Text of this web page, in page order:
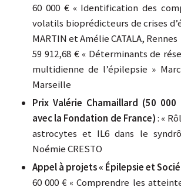
60 000 € « Identification des
volatils bioprédicteurs de crises
MARTIN et Amélie CATALA, Rennes
59 912,68 € « Déterminants de
multidienne de l’épilepsie »
Marseille
Prix Valérie Chamaillard (50
avec la Fondation de France): «
astrocytes et IL6 dans le
Noémie CRESTO
Appel à projets « Épilepsie et
60 000 € « Comprendre les